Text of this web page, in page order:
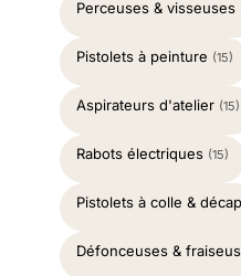
Perceuses & visseuses
Pistolets à peinture (15)
Aspirateurs d'atelier (15)
Rabots électriques (15)
Pistolets à colle &
Défonceuses &